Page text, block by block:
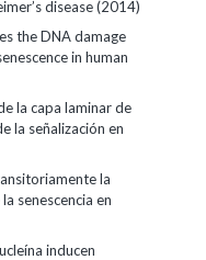
disease (2014)
the DNA damage
in human
la capa laminar de
la señalización en
la
senescencia en
inducen